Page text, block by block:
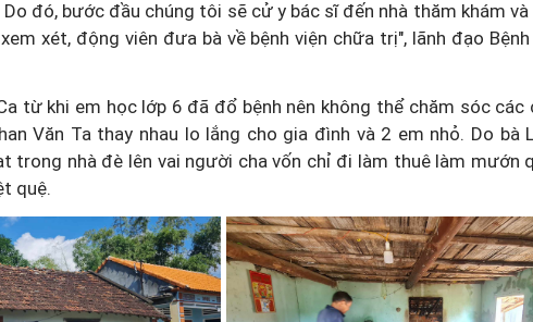
đó, bước đầu chúng tôi sẽ cử y bác sĩ đến nhà thăm khám
xét, động viên đưa bà về bệnh viện chữa trị", lãnh đạo
từ khi em học lớp 6 đã đổ bệnh nên không thể chăm sóc các
Văn Ta thay nhau lo lắng cho gia đình và 2 em nhỏ. Do bà
trong nhà đè lên vai người cha vốn chỉ đi làm thuê làm mướn
quệ.